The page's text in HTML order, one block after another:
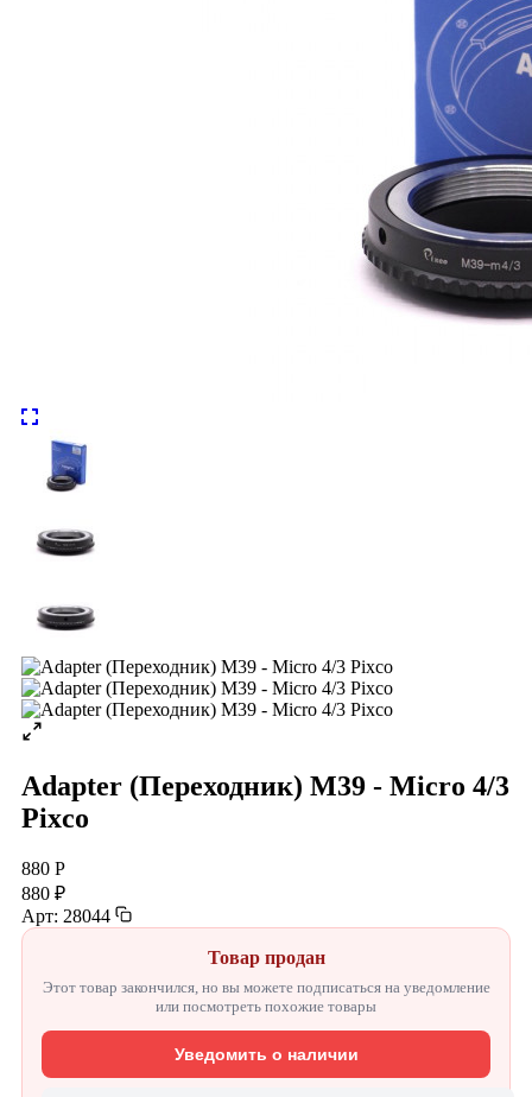
Adapter (Переходник) M39 - Micro 4/3
Pixco
880 Р
880 ₽
Арт: 28044
Товар продан
Этот товар закончился, но вы можете подписаться на уведомление
или посмотреть похожие товары
Уведомить о наличии